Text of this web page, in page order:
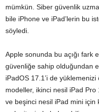
mümkün. Siber güvenlik
bile iPhone ve iPad’lerin bu
söyledi.
Apple sonunda bu açığı fark
güvenliğe sahip olduğundan
iPadOS 17.1’i de
modeller, ikinci nesil iPad
ve beşinci nesil iPad mini için